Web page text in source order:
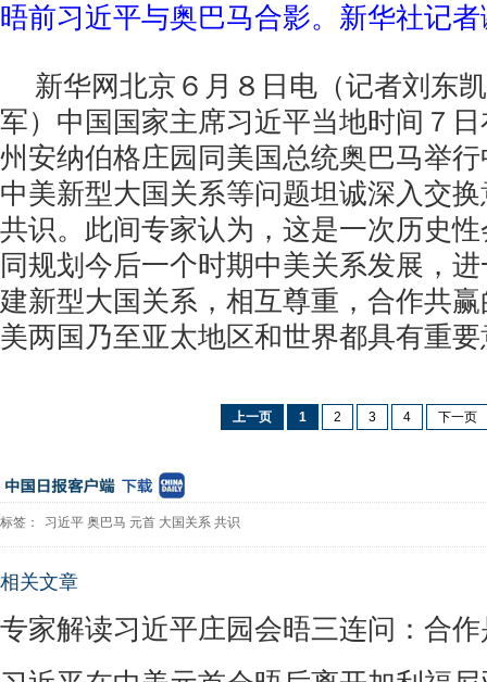
晤前习近平与奥巴马合影。新华社记
新华网北京６月８日电（记者刘东
军）中国国家主席习近平当地时间７
州安纳伯格庄园同美国总统奥巴马举
中美新型大国关系等问题坦诚深入交
共识。此间专家认为，这是一次历史
同规划今后一个时期中美关系发展，
建新型大国关系，相互尊重，合作共
美两国乃至亚太地区和世界都具有重
上一页 1 2 3 4 下一页
标签： 习近平 奥巴马 元首 大国关系 共识
相关文章
专家解读习近平庄园会晤三连问：合